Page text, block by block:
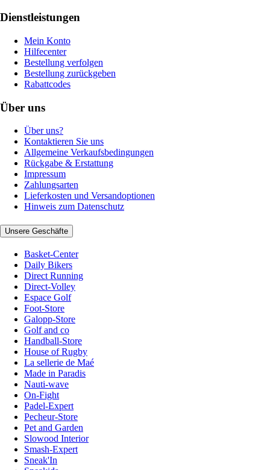
Dienstleistungen
Mein Konto
Hilfecenter
Bestellung verfolgen
Bestellung zurückgeben
Rabattcodes
Über uns
Über uns?
Kontaktieren Sie uns
Allgemeine Verkaufsbedingungen
Rückgabe & Erstattung
Impressum
Zahlungsarten
Lieferkosten und Versandoptionen
Hinweis zum Datenschutz
Unsere Geschäfte
Basket-Center
Daily Bikers
Direct Running
Direct-Volley
Espace Golf
Foot-Store
Galopp-Store
Golf and co
Handball-Store
House of Rugby
La sellerie de Maé
Made in Paradis
Nauti-wave
On-Fight
Padel-Expert
Pecheur-Store
Pet and Garden
Slowood Interior
Smash-Expert
Sneak'In